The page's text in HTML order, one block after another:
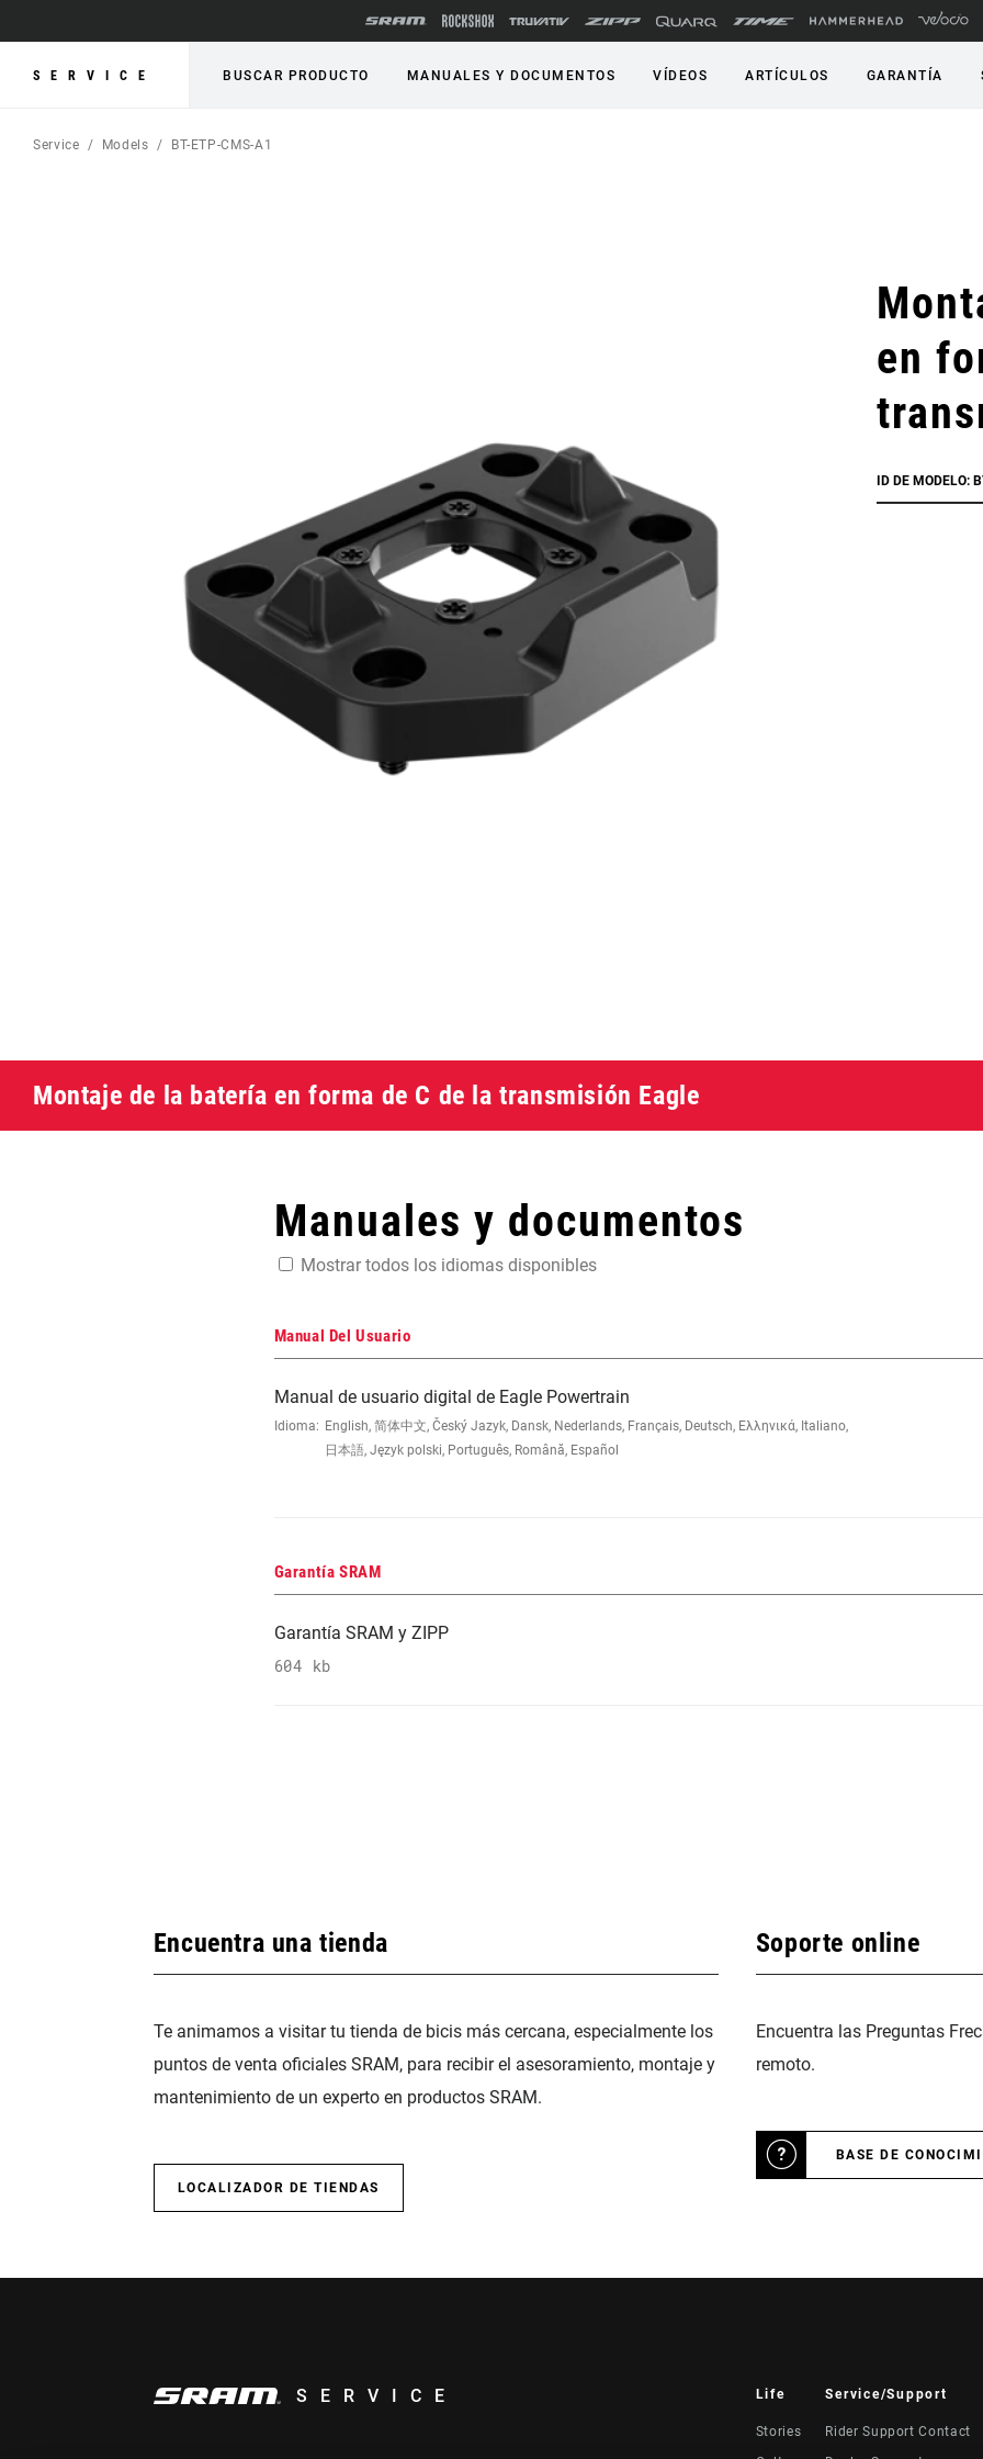
SERVICE BUSCAR PRODUCTO MANUALES Y DOCUMENTOS VÍDEOS ARTÍCULOS GARANTÍA
Service Models BT-ETP-CMS-A1
en
ID DE MODELO:
Montaje de la batería en forma de C de la transmisión Eagle
Manuales y documentos
Mostrar todos los idiomas disponibles
Manual Del Usuario
Manual de usuario digital de Eagle Powertrain
Idioma: English, 简体中文, Český Jazyk, Dansk, Nederlands, Français, Deutsch, Ελληνικά, Italiano,
日本語, Język polski, Português, Română, Español
Garantía SRAM
Garantía SRAM y ZIPP
604 kb
Encuentra una tienda
Te animamos a visitar tu tienda de bicis más cercana, especialmente los
puntos de venta oficiales SRAM, para recibir el asesoramiento, montaje y
mantenimiento de un experto en productos SRAM.
LOCALIZADOR DE TIENDAS
Soporte online
Encuentra las Preguntas
remoto.
BASE DE
SERVICE Life
Stories
Service/Support
Rider Support Contact